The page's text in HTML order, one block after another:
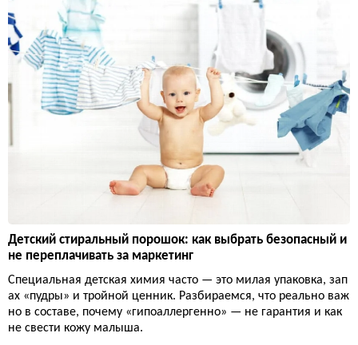
Детский стиральный порошок: как выбрать безопасный и
не переплачивать за маркетинг
Специальная детская химия часто — это милая упаковка, зап
ах «пудры» и тройной ценник. Разбираемся, что реально важ
но в составе, почему «гипоаллергенно» — не гарантия и как
не свести кожу малыша.